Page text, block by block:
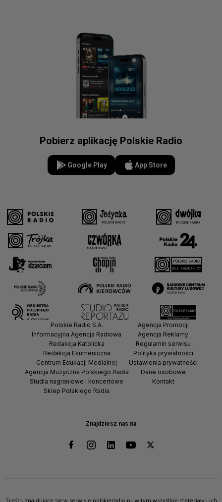
Pobierz aplikację Polskie Radio
Google Play App Store
Znajdziesz nas na
Polskie Radio S.A.
Informacyjna Agencja Radiowa
Redakcja Katolicka
Redakcja Ekumeniczna
Centrum Edukacji Medialnej
Agencja Muzyczna Polskiego Radia
Studia nagraniowe i koncertowe
Sklep Polskiego Radia
Agencja Promocji
Agencja Reklamy
Regulamin serwisu
Polityka prywatności
Ustawienia prywatności
Dane osobowe
Kontakt
Treści, znajdujące się w serwisie polskieradio.pl, w tym wszystkie materiały i ich